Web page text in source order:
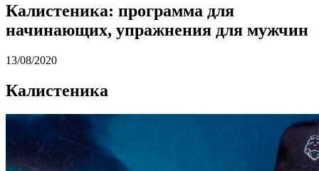
Калистеника: программа для
начинающих, упражнения для мужчин
13/08/2020
Калистеника